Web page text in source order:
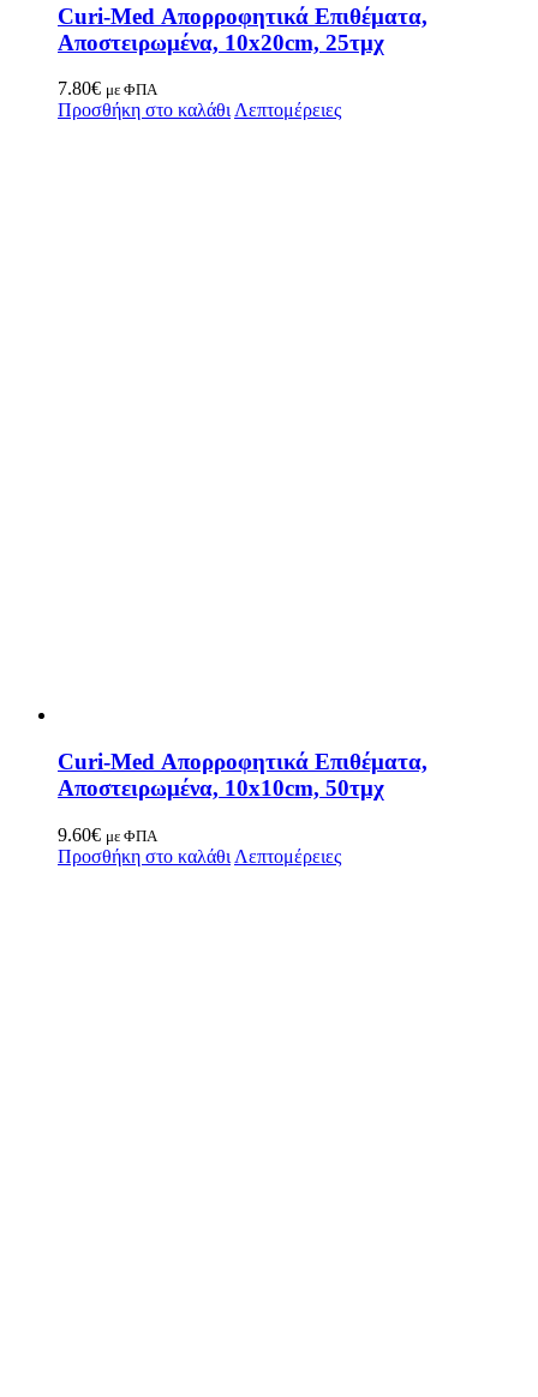
Curi-Med Απορροφητικά Επιθέματα,
Αποστειρωμένα, 10x20cm, 25τμχ
7.80€ με ΦΠΑ
Προσθήκη στο καλάθιΛεπτομέρειες
Curi-Med Απορροφητικά Επιθέματα,
Αποστειρωμένα, 10x10cm, 50τμχ
9.60€ με ΦΠΑ
Προσθήκη στο καλάθι Λεπτομέρειες